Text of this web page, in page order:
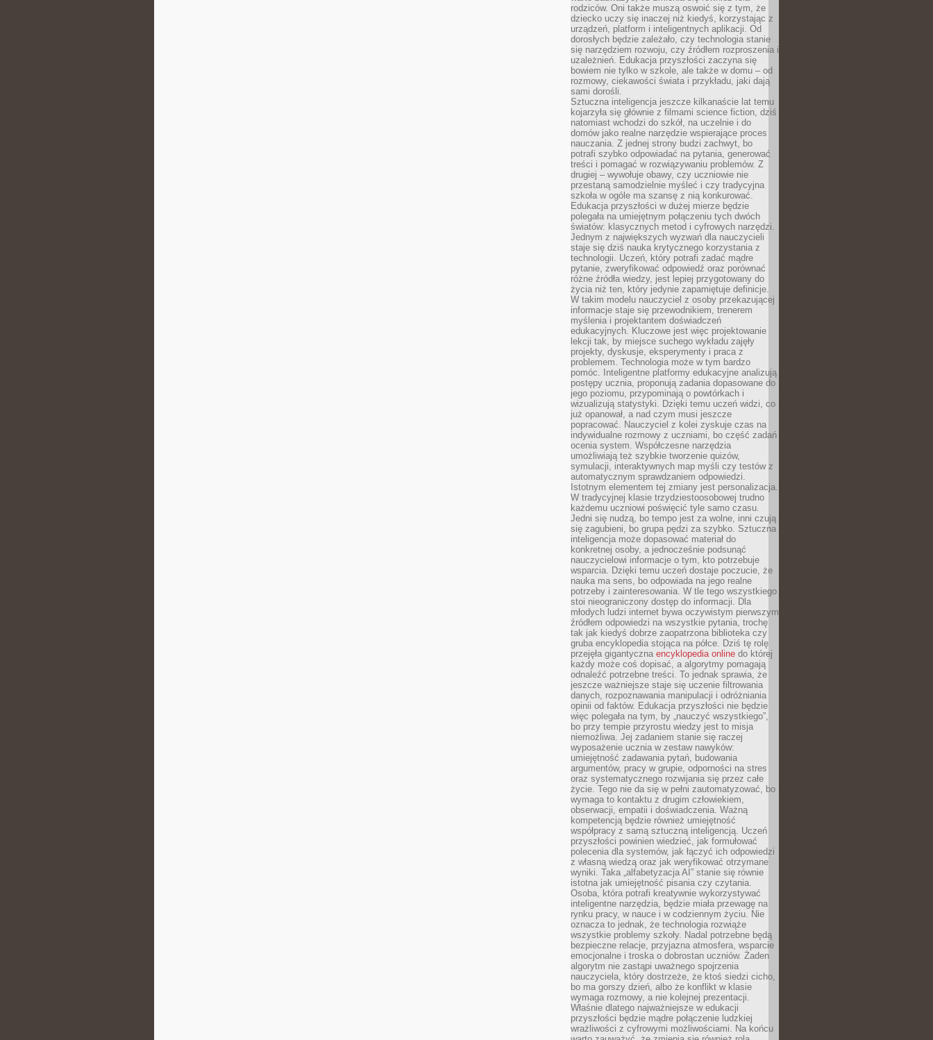
rodziców. Oni także muszą oswoić się z tym, że
dziecko uczy się inaczej niż kiedyś, korzystając z
urządzeń, platform i inteligentnych aplikacji. Od
dorosłych będzie zależało, czy technologia stanie
się narzędziem rozwoju, czy źródłem rozproszenia i
uzależnień. Edukacja przyszłości zaczyna się
bowiem nie tylko w szkole, ale także w domu – od
rozmowy, ciekawości świata i przykładu, jaki dają
sami dorośli.
Sztuczna inteligencja jeszcze kilkanaście lat temu
kojarzyła się głównie z filmami science fiction, dziś
natomiast wchodzi do szkół, na uczelnie i do
domów jako realne narzędzie wspierające proces
nauczania. Z jednej strony budzi zachwyt, bo
potrafi szybko odpowiadać na pytania, generować
treści i pomagać w rozwiązywaniu problemów. Z
drugiej – wywołuje obawy, czy uczniowie nie
przestaną samodzielnie myśleć i czy tradycyjna
szkoła w ogóle ma szansę z nią konkurować.
Edukacja przyszłości w dużej mierze będzie
polegała na umiejętnym połączeniu tych dwóch
światów: klasycznych metod i cyfrowych narzędzi.
Jednym z największych wyzwań dla nauczycieli
staje się dziś nauka krytycznego korzystania z
technologii. Uczeń, który potrafi zadać mądre
pytanie, zweryfikować odpowiedź oraz porównać
różne źródła wiedzy, jest lepiej przygotowany do
życia niż ten, który jedynie zapamiętuje definicje.
W takim modelu nauczyciel z osoby przekazującej
informacje staje się przewodnikiem, trenerem
myślenia i projektantem doświadczeń
edukacyjnych. Kluczowe jest więc projektowanie
lekcji tak, by miejsce suchego wykładu zajęły
projekty, dyskusje, eksperymenty i praca z
problemem. Technologia może w tym bardzo
pomóc. Inteligentne platformy edukacyjne analizują
postępy ucznia, proponują zadania dopasowane do
jego poziomu, przypominają o powtórkach i
wizualizują statystyki. Dzięki temu uczeń widzi, co
już opanował, a nad czym musi jeszcze
popracować. Nauczyciel z kolei zyskuje czas na
indywidualne rozmowy z uczniami, bo część zadań
ocenia system. Współczesne narzędzia
umożliwiają też szybkie tworzenie quizów,
symulacji, interaktywnych map myśli czy testów z
automatycznym sprawdzaniem odpowiedzi.
Istotnym elementem tej zmiany jest personalizacja.
W tradycyjnej klasie trzydziestoosobowej trudno
każdemu uczniowi poświęcić tyle samo czasu.
Jedni się nudzą, bo tempo jest za wolne, inni czują
się zagubieni, bo grupa pędzi za szybko. Sztuczna
inteligencja może dopasować materiał do
konkretnej osoby, a jednocześnie podsunąć
nauczycielowi informacje o tym, kto potrzebuje
wsparcia. Dzięki temu uczeń dostaje poczucie, że
nauka ma sens, bo odpowiada na jego realne
potrzeby i zainteresowania. W tle tego wszystkiego
stoi nieograniczony dostęp do informacji. Dla
młodych ludzi internet bywa oczywistym pierwszym
źródłem odpowiedzi na wszystkie pytania, trochę
tak jak kiedyś dobrze zaopatrzona biblioteka czy
gruba encyklopedia stojąca na półce. Dziś tę rolę
przejęła gigantyczna encyklopedia online do której
każdy może coś dopisać, a algorytmy pomagają
odnaleźć potrzebne treści. To jednak sprawia, że
jeszcze ważniejsze staje się uczenie filtrowania
danych, rozpoznawania manipulacji i odróżniania
opinii od faktów. Edukacja przyszłości nie będzie
więc polegała na tym, by „nauczyć wszystkiego”,
bo przy tempie przyrostu wiedzy jest to misja
niemożliwa. Jej zadaniem stanie się raczej
wyposażenie ucznia w zestaw nawyków:
umiejętność zadawania pytań, budowania
argumentów, pracy w grupie, odporności na stres
oraz systematycznego rozwijania się przez całe
życie. Tego nie da się w pełni zautomatyzować, bo
wymaga to kontaktu z drugim człowiekiem,
obserwacji, empatii i doświadczenia. Ważną
kompetencją będzie również umiejętność
współpracy z samą sztuczną inteligencją. Uczeń
przyszłości powinien wiedzieć, jak formułować
polecenia dla systemów, jak łączyć ich odpowiedzi
z własną wiedzą oraz jak weryfikować otrzymane
wyniki. Taka „alfabetyzacja AI” stanie się równie
istotna jak umiejętność pisania czy czytania.
Osoba, która potrafi kreatywnie wykorzystywać
inteligentne narzędzia, będzie miała przewagę na
rynku pracy, w nauce i w codziennym życiu. Nie
oznacza to jednak, że technologia rozwiąże
wszystkie problemy szkoły. Nadal potrzebne będą
bezpieczne relacje, przyjazna atmosfera, wsparcie
emocjonalne i troska o dobrostan uczniów. Żaden
algorytm nie zastąpi uważnego spojrzenia
nauczyciela, który dostrzeże, że ktoś siedzi cicho,
bo ma gorszy dzień, albo że konflikt w klasie
wymaga rozmowy, a nie kolejnej prezentacji.
Właśnie dlatego najważniejsze w edukacji
przyszłości będzie mądre połączenie ludzkiej
wrażliwości z cyfrowymi możliwościami. Na końcu